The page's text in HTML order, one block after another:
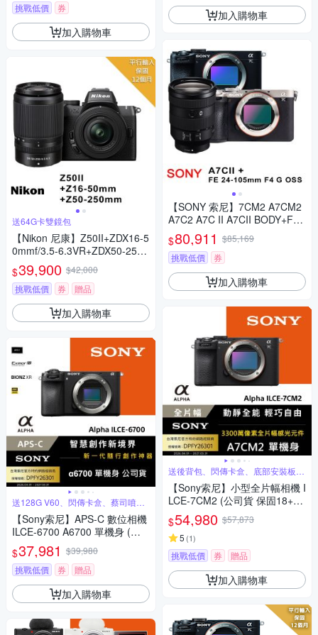
挑戰低價
券
加入購物車
送64G卡雙鏡包
【Nikon 尼康】Z50II+ZDX16-5
0mmf/3.5-6.3VR+ZDX50-250
mm F/4.5-6.3 VR *(平行輸入)
$39,900 $42,000
挑戰低價
券 贈品
加入購物車
送128G V60、閃傳卡盒、蔡司噴霧
組
【Sony索尼】APS-C 數位相機
ILCE-6700 A6700 單機身 (公
司貨 保固18+6個月)
$37,981 $39,980
挑戰低價
券 贈品
加入購物車
加入購物車
【SONY 索尼】7CM2 A7CM2
A7C2 A7C II A7CII BODY+FE2
4-105mm G變焦鏡(*(中文平輸)
$80,911 $85,169
挑戰低價
券
加入購物車
送後背包、閃傳卡盒、底部安裝板、
蔡司噴霧
【Sony索尼】小型全片幅相機 I
LCE-7CM2 (公司貨 保固18+6
個月) A7CM2
$54,980 $57,873
5 (1)
挑戰低價 券 贈品
加入購物車